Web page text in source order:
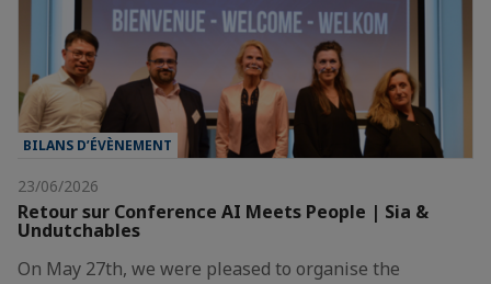
BILANS D’ÉVÈNEMENT
23/06/2026
Retour sur Conference AI Meets People | Sia &
Undutchables
On May 27th, we were pleased to organise the